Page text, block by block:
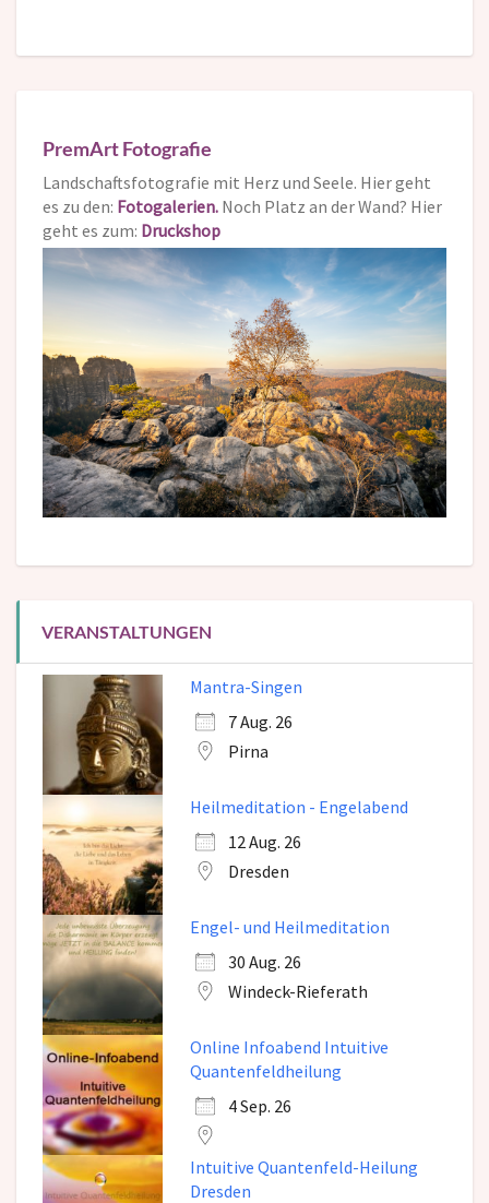
PremArt Fotografie
Landschaftsfotografie mit Herz und Seele. Hier geht
es zu den: Fotogalerien. Noch Platz an der Wand? Hier
geht es zum: Druckshop
VERANSTALTUNGEN
Mantra-Singen
7 Aug. 26
Pirna
Heilmeditation - Engelabend
12 Aug. 26
Dresden
Engel- und Heilmeditation
30 Aug. 26
Windeck-Rieferath
Online Infoabend Intuitive
Quantenfeldheilung
4 Sep. 26
Intuitive Quantenfeld-Heilung
Dresden